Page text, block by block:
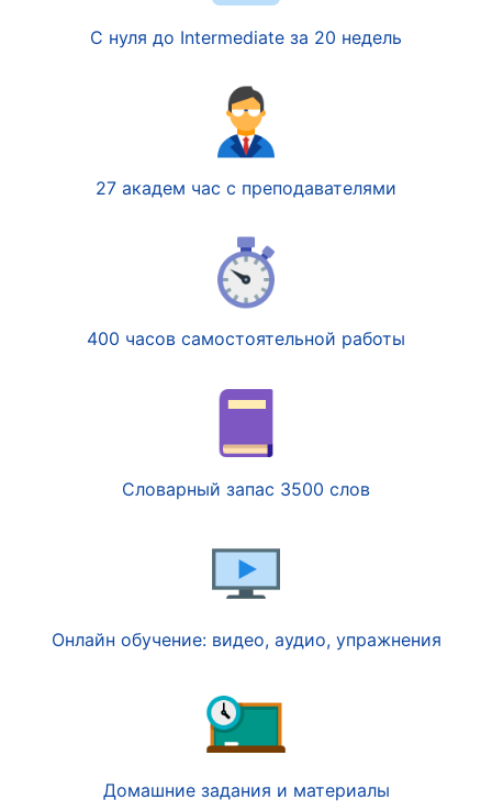
С нуля до Intermediate за 20 недель
27 академ час с преподавателями
400 часов самостоятельной работы
Словарный запас 3500 слов
Онлайн обучение: видео, аудио, упражнения
Домашние задания и материалы